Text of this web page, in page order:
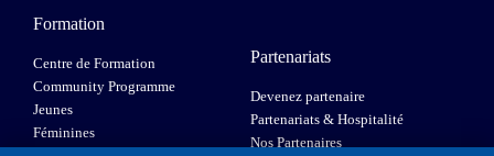
Formation
Centre de Formation
Community Programme
Jeunes
Féminines
Partenariats
Devenez partenaire
Partenariats & Hospitalité
Nos Partenaires